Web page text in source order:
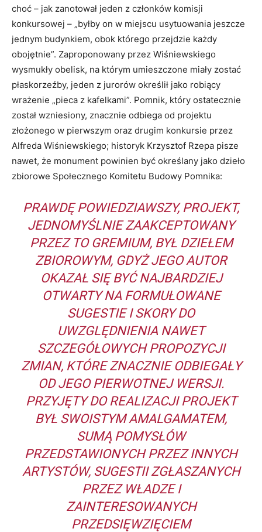
choć – jak zanotował jeden z członków komisji
konkursowej – „byłby on w miejscu usytuowania jeszcze
jednym budynkiem, obok którego przejdzie każdy
obojętnie”. Zaproponowany przez Wiśniewskiego
wysmukły obelisk, na którym umieszczone miały zostać
płaskorzeźby, jeden z jurorów określił jako robiący
wrażenie „pieca z kafelkami”. Pomnik, który ostatecznie
został wzniesiony, znacznie odbiega od projektu
złożonego w pierwszym oraz drugim konkursie przez
Alfreda Wiśniewskiego; historyk Krzysztof Rzepa pisze
nawet, że monument powinien być określany jako dzieło
zbiorowe Społecznego Komitetu Budowy Pomnika:
PRAWDĘ POWIEDZIAWSZY, PROJEKT,
JEDNOMYŚLNIE ZAAKCEPTOWANY
PRZEZ TO GREMIUM, BYŁ DZIEŁEM
ZBIOROWYM, GDYŻ JEGO AUTOR
OKAZAŁ SIĘ BYĆ NAJBARDZIEJ
OTWARTY NA FORMUŁOWANE
SUGESTIE I SKORY DO
UWZGLĘDNIENIA NAWET
SZCZEGÓŁOWYCH PROPOZYCJI
ZMIAN, KTÓRE ZNACZNIE ODBIEGAŁY
OD JEGO PIERWOTNEJ WERSJI.
PRZYJĘTY DO REALIZACJI PROJEKT
BYŁ SWOISTYM AMALGAMATEM,
SUMĄ POMYSŁÓW
PRZEDSTAWIONYCH PRZEZ INNYCH
ARTYSTÓW, SUGESTII ZGŁASZANYCH
PRZEZ WŁADZE I
ZAINTERESOWANYCH
PRZEDSIĘWZIĘCIEM